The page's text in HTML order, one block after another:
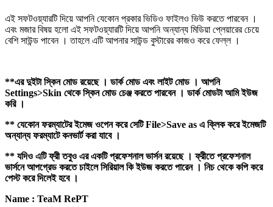
এই সফটওয়্যারটি দিয়ে আপনি যেকোন প্রকার ভিডিও ফাইলও ভিউ করতে পারবেন ।
এবং মজার বিষয় হলো এই সফটওয়্যারটি দিয়ে আপনি অন্যান্য মিডিয়া প্লেয়ারের চেয়ে
বেশি সাউন্ড পাবেন । তাহলে এটি আপনার সাউন্ড বুস্টারের কাজও করে ফেল্ল ।
**এর দুইটা স্কিন মোড রয়েছে । ডার্ক মোড এবং লাইট মোড । আপনি
Settings>Skin থেকে স্কিন মোড চেঞ্জ করতে পারবেন । ডার্ক মোডটা আমি ইউজ
করি ।
** যেকোন ফরম্যাটের ইমেজ ওপেন করে সেটি File>Save as এ ক্লিক করে ইমেজটি
অন্যান্য ফরম্যাটে কনভার্ট করা যাবে ।
** যদিও এটি ফ্রী তবুও এর একটি প্রফেশনাল ভার্সন রয়েছে । ফ্রীতে প্রফেশনাল
ভার্সনে আপগ্রেড করতে চাইলে সিরিয়াল কি ইউজ করতে পারেন । নিচ থেকে কপি করে
পেস্ট করে দিলেই হবে ।
Name : TeaM RePT